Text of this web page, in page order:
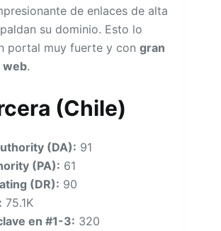
de enlaces de alta
su dominio. Esto lo
portal muy fuerte y con gran
web.
(Chile)
(DA): 91
(PA): 61
(DR): 90
75.1K
en #1-3: 320